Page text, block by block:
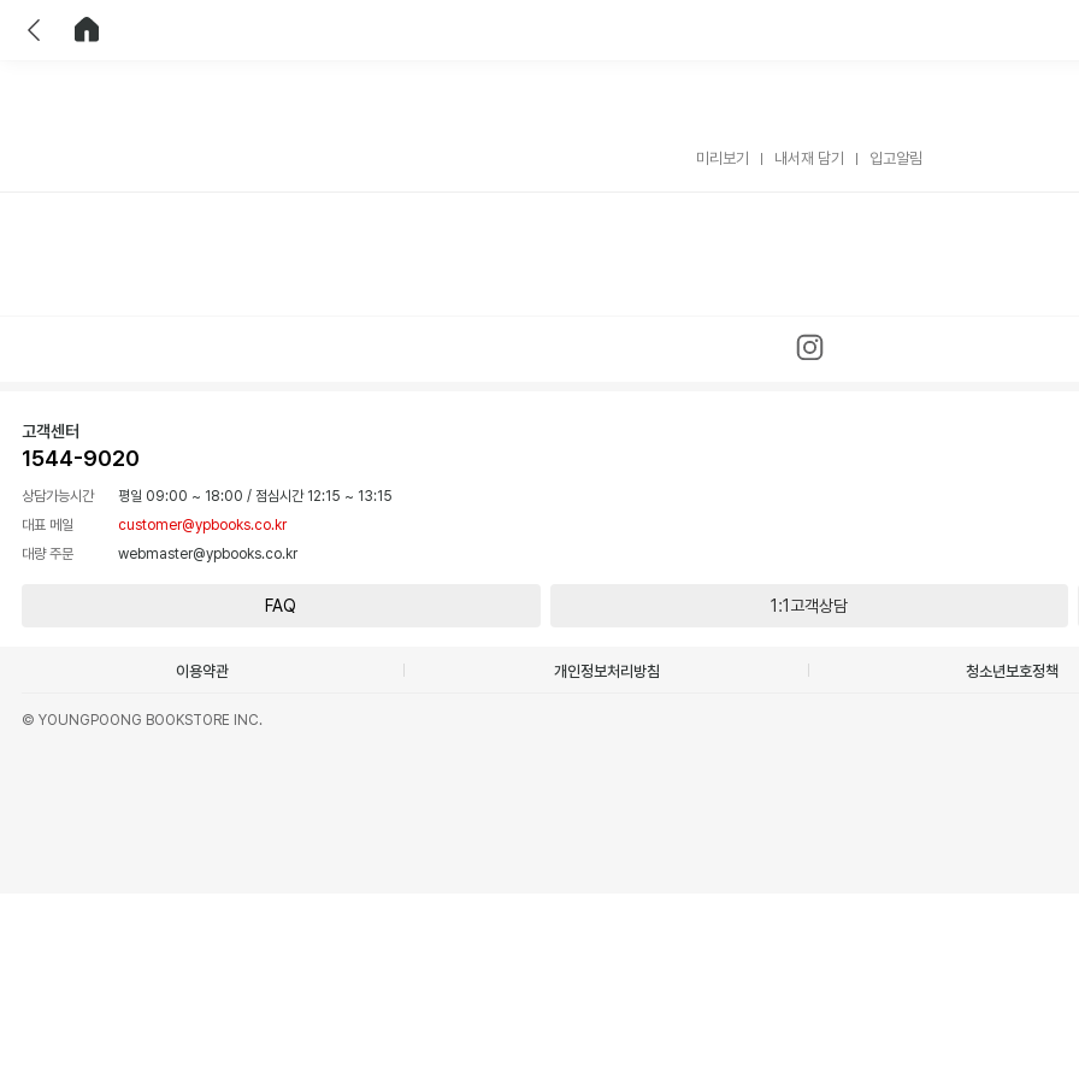
미리보기 내서재 담기 입고알림
고객센터
1544-9020
상담가능시간 평일 09:00 ~ 18:00 / 점심시간 12:15 ~ 13:15
대표 메일
customer@ypbooks.co.kr
대량 주문
webmaster@ypbooks.co.kr
FAQ 1:1고객상담
이용약관 개인정보처리방침 청소년보호정책
© YOUNGPOONG BOOKSTORE INC.